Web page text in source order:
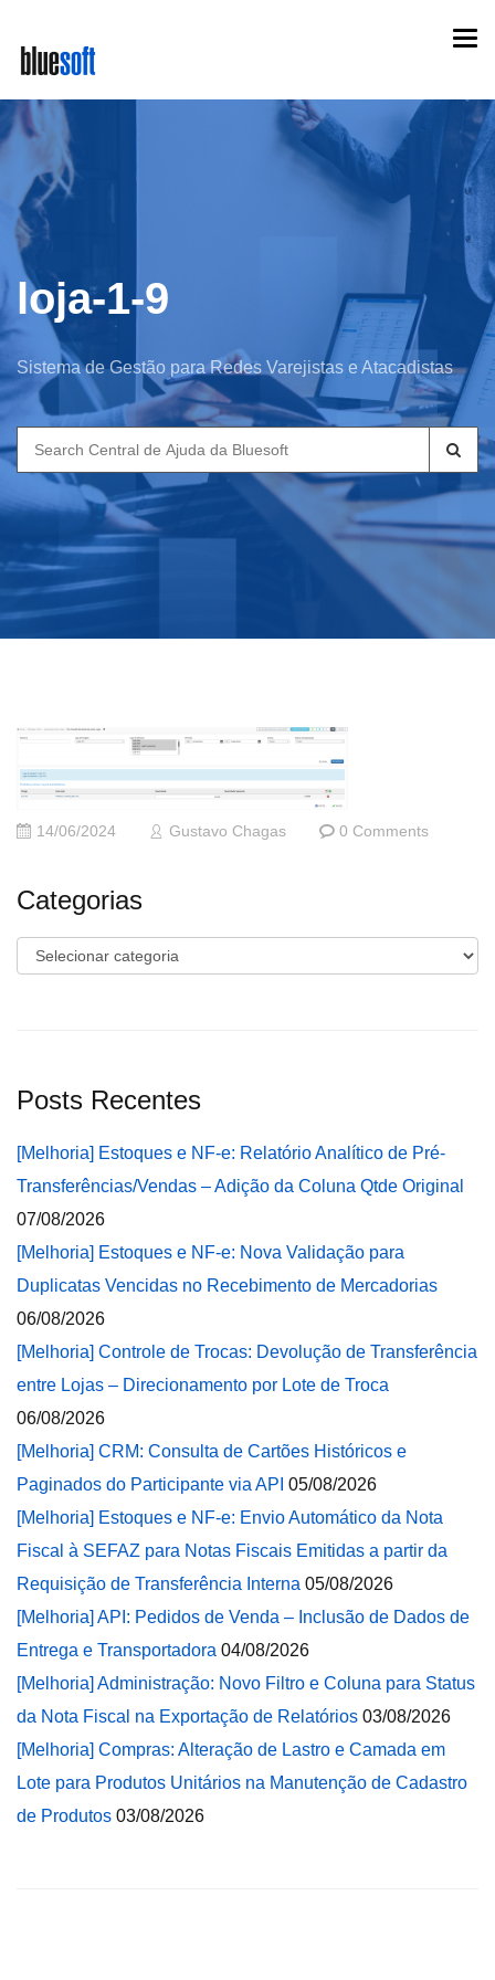
main
content
loja-1-9
Sistema de Gestão para Redes Varejistas e Atacadistas
Search
for:
14/06/2024 Gustavo Chagas 0 Comments
Categorias
Categorias
Posts Recentes
[Melhoria] Estoques e NF-e: Relatório Analítico de Pré-
Transferências/Vendas – Adição da Coluna Qtde Original
07/08/2026
[Melhoria] Estoques e NF-e: Nova Validação para
Duplicatas Vencidas no Recebimento de Mercadorias
06/08/2026
[Melhoria] Controle de Trocas: Devolução de Transferência
entre Lojas – Direcionamento por Lote de Troca
06/08/2026
[Melhoria] CRM: Consulta de Cartões Históricos e
Paginados do Participante via API 05/08/2026
[Melhoria] Estoques e NF-e: Envio Automático da Nota
Fiscal à SEFAZ para Notas Fiscais Emitidas a partir da
Requisição de Transferência Interna 05/08/2026
[Melhoria] API: Pedidos de Venda – Inclusão de Dados de
Entrega e Transportadora 04/08/2026
[Melhoria] Administração: Novo Filtro e Coluna para Status
da Nota Fiscal na Exportação de Relatórios 03/08/2026
[Melhoria] Compras: Alteração de Lastro e Camada em
Lote para Produtos Unitários na Manutenção de Cadastro
de Produtos 03/08/2026